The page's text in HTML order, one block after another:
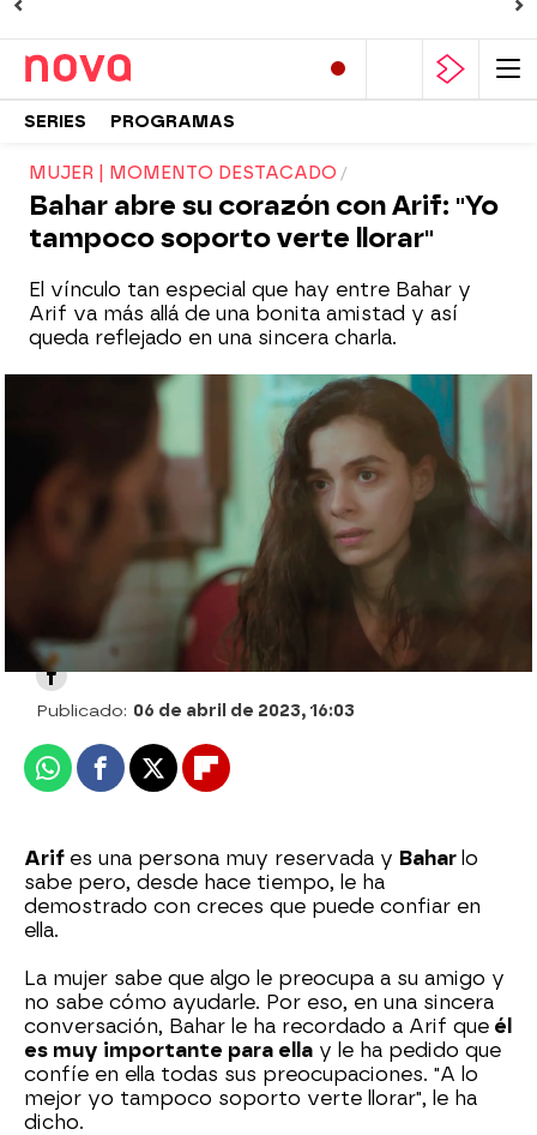
SERIES PROGRAMAS
MUJER | MOMENTO DESTACADO
Bahar abre su corazón con Arif: "Yo
tampoco soporto verte llorar"
El vínculo tan especial que hay entre Bahar y
Arif va más allá de una bonita amistad y así
queda reflejado en una sincera charla.
Sarp y Sirin se reencuentran: ¡el momento
que marcará un antes y un después en sus
Nova
Publicado: 06 de abril de 2023, 16:03
WhatsappFacebook
X Flipboard
Arif es una persona muy reservada y Bahar lo
sabe pero, desde hace tiempo, le ha
demostrado con creces que puede confiar en
ella.
La mujer sabe que algo le preocupa a su amigo y
no sabe cómo ayudarle. Por eso, en una sincera
conversación, Bahar le ha recordado a Arif que él
es muy importante para ella y le ha pedido que
confíe en ella todas sus preocupaciones. "A lo
mejor yo tampoco soporto verte llorar", le ha
dicho.